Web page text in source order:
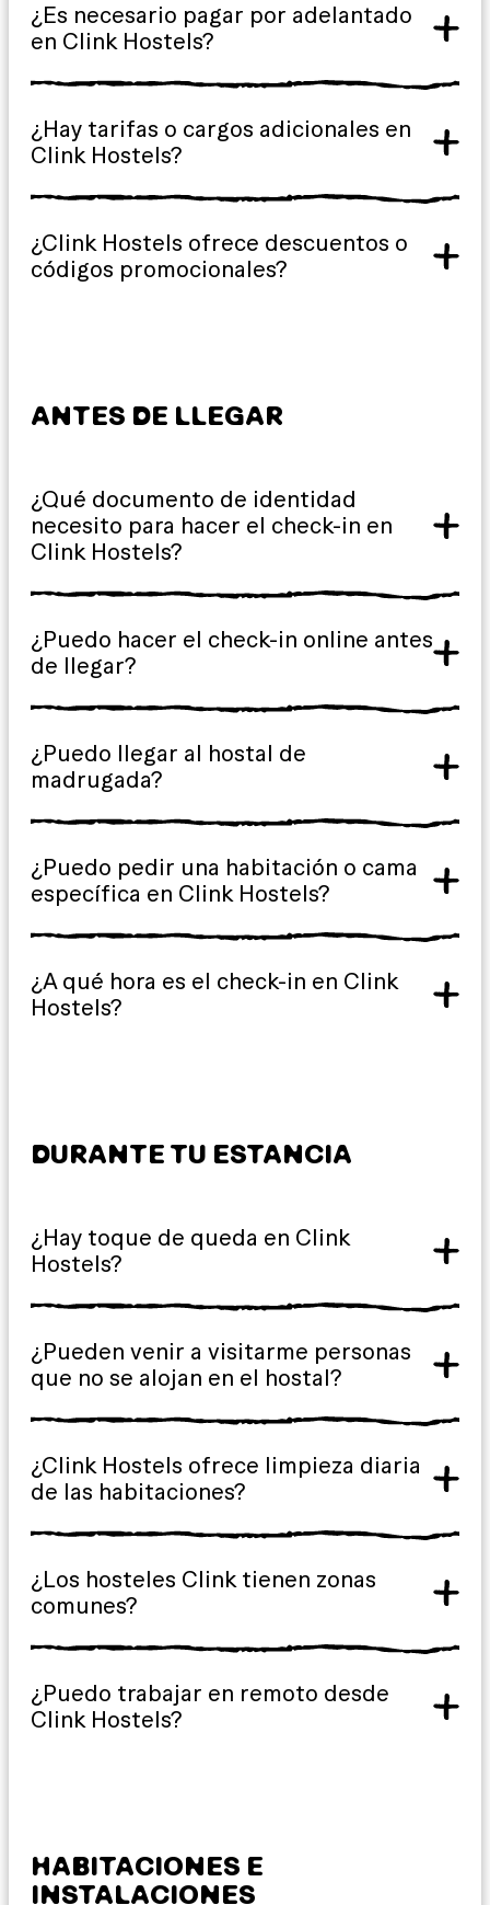
¿Es necesario pagar por adelantado
en Clink Hostels?
¿Hay tarifas o cargos adicionales en
Clink Hostels?
¿Clink Hostels ofrece descuentos o
códigos promocionales?
ANTES DE LLEGAR
¿Qué documento de identidad
necesito para hacer el check-in en
Clink Hostels?
¿Puedo hacer el check-in online antes
de llegar?
¿Puedo llegar al hostal de
madrugada?
¿Puedo pedir una habitación o cama
específica en Clink Hostels?
¿A qué hora es el check-in en Clink
Hostels?
DURANTE TU ESTANCIA
¿Hay toque de queda en Clink
Hostels?
¿Pueden venir a visitarme personas
que no se alojan en el hostal?
¿Clink Hostels ofrece limpieza diaria
de las habitaciones?
¿Los hosteles Clink tienen zonas
comunes?
¿Puedo trabajar en remoto desde
Clink Hostels?
HABITACIONES E
INSTALACIONES